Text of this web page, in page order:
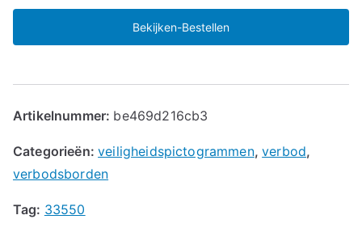
Bekijken-Bestellen
Artikelnummer: be469d216cb3
Categorieën:veiligheidspictogrammen,verbod,
verbodsborden
Tag: 33550